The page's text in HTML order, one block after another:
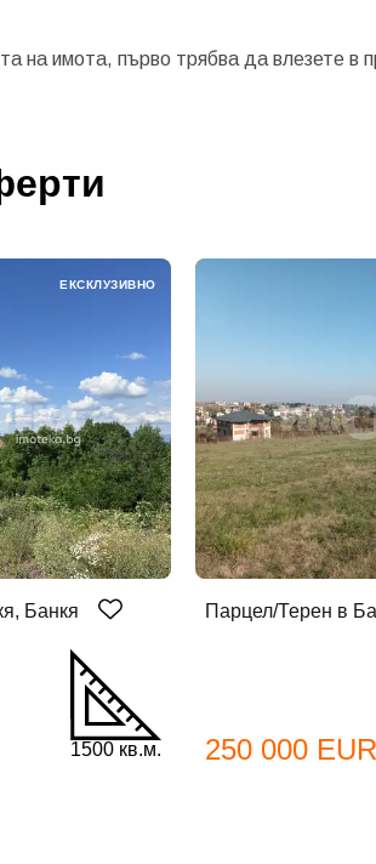
Добре
на имота, първо трябва да влезете в
Банкя
1500 кв.м.
ЕКСКЛУЗИВНО
Парцел/Терен в
250 000 EUR